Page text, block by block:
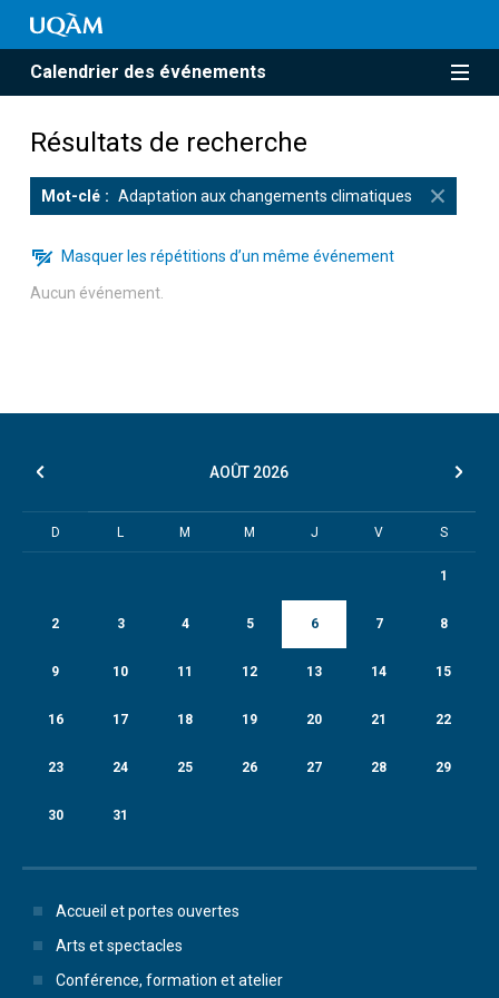
Calendrier des événements
Résultats de recherche
Mot-clé Adaptation aux changements climatiques
Masquer les répétitions d’un même événement
Aucun événement.
AOÛT 2026
D L M M J V S
1
2 3 4 5 6 7 8
9 10 11 12 13 14 15
16 17 18 19 20 21 22
23 24 25 26 27 28 29
30 31
Accueil et portes ouvertes
Arts et spectacles
Conférence, formation et atelier